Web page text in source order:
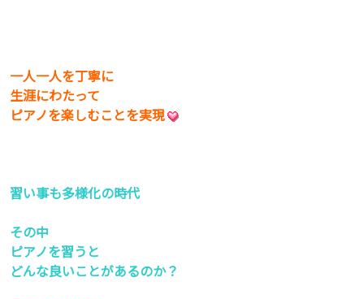
一人一人を丁寧に
生涯にわたって
ピアノを楽しむことを実現
習い事も多様化の時代
その中
ピアノを習うと
どんな良いことがあるのか？